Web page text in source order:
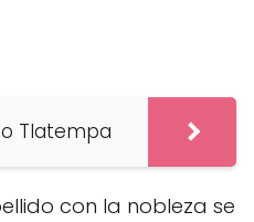
Tlatempa
con la nobleza se